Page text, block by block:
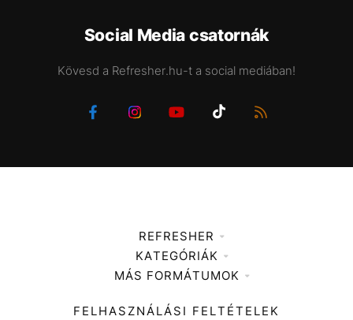
Social Media csatornák
Kövesd a Refresher.hu-t a social mediában!
REFRESHER
Médiaajánlat
KATEGÓRIÁK
Zene
Divat
MÁS FORMÁTUMOK
FELHASZNÁLÁSI FELTÉTELEK